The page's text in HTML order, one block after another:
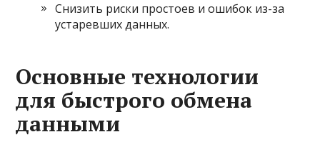
Снизить риски простоев и ошибок из-за
устаревших данных.
Основные технологии
для быстрого обмена
данными